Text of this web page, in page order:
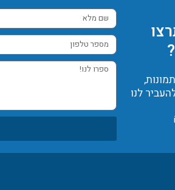
לנו
שם
מלא
מספר
טלפון
ספרו